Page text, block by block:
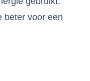
beter voor een